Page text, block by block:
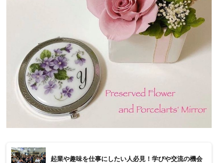
起業や趣味を仕事にしたい人必見！学びや交流の機会